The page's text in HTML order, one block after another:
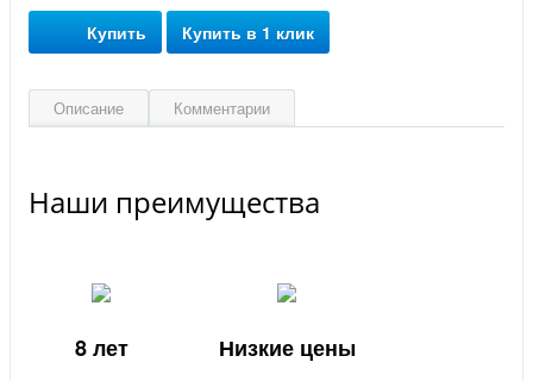
Купить Купить в 1 клик
Описание Комментарии
Наши преимущества
8 лет Низкие цены